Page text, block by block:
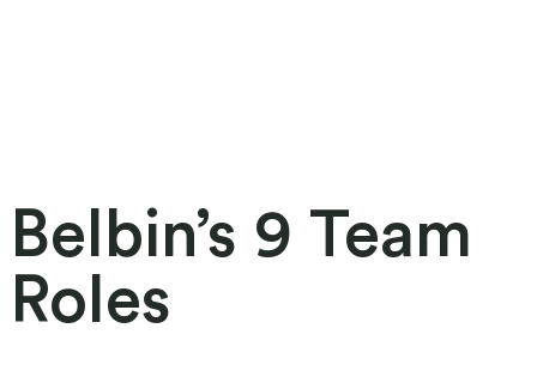
Belbin’s 9 Team
Roles